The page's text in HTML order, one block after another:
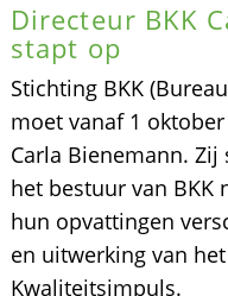
Directeur BKK
stapt op
Stichting BKK
moet vanaf 1
Carla Bienemann.
het bestuur van BKK
hun opvattingen
en uitwerking van
Kwaliteitsimpuls.